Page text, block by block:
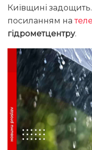
Київщині
посиланням на
гідрометцентру.